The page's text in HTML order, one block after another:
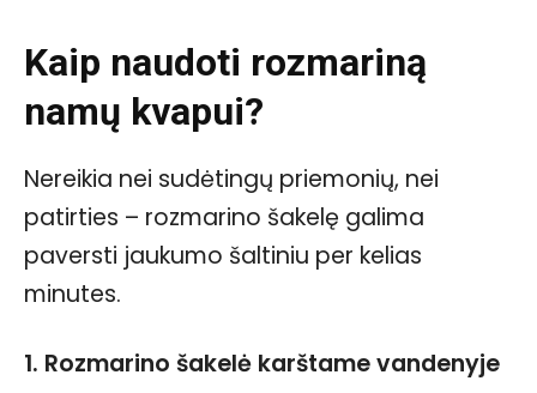
Kaip naudoti rozmariną
namų kvapui?
Nereikia nei sudėtingų priemonių, nei
patirties – rozmarino šakelę galima
paversti jaukumo šaltiniu per kelias
minutes.
1. Rozmarino šakelė karštame vandenyje